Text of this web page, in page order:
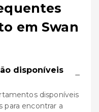
em Swan
disponíveis
−
disponíveis
para encontrar a